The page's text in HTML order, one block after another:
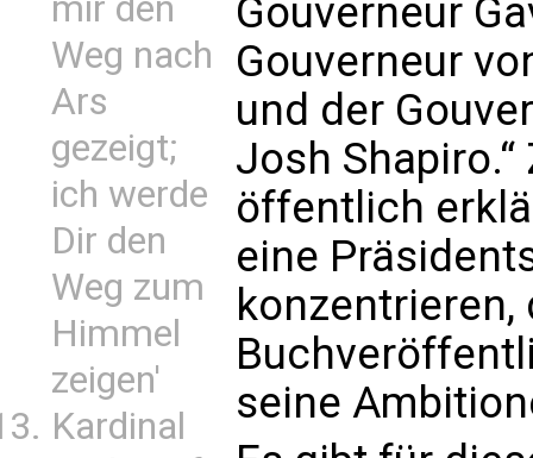
mir den
Weg nach
Ars
gezeigt;
ich werde
Dir den
Weg zum
Himmel
zeigen'
Kardinal
Gouverneur
Gouverneur
und der
Josh
öffentlich
eine
seine